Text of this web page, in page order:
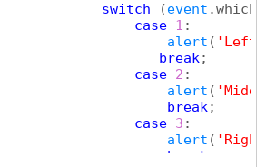
switch
(event .which
case 1 :
alert ( 'Left
break;
case 2 :
alert (
break;
case 3 :
alert (
break